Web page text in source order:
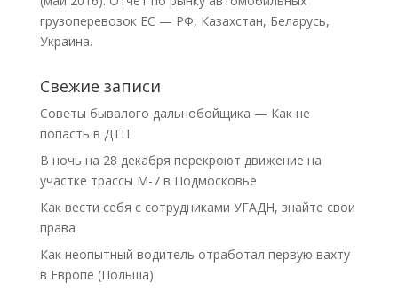
грузоперевозок ЕС — РФ, Казахстан, Беларусь,
Украина.
Свежие записи
Советы бывалого дальнобойщика — Как не
попасть в ДТП
В ночь на 28 декабря перекроют движение на
участке трассы М-7 в Подмосковье
Как вести себя с сотрудниками УГАДН, знайте свои
права
Как неопытный водитель отработал первую вахту
в Европе (Польша)